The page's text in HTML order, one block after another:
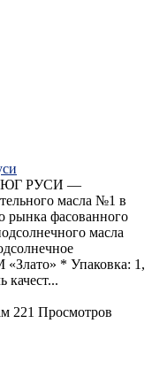
ЮГ РУСИ —
масла №1 в
рынка фасованного
масла
* Упаковка: 1,
качест...
221 Просмотров